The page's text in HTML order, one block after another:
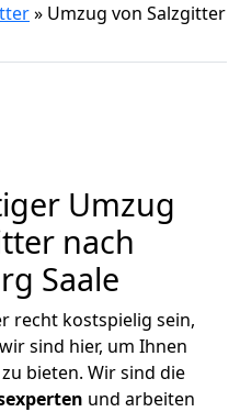
» Umzug von Salzgitter
Umzug
nach
Saale
recht kostspielig sein,
sind hier, um Ihnen
zu bieten. Wir sind die
und arbeiten